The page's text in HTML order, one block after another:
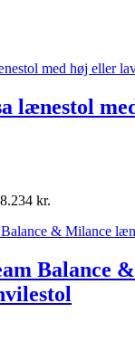
lænestol
kr.
Balance